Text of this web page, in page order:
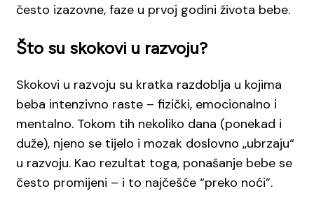
često izazovne, faze u prvoj godini života bebe.
Što su skokovi u razvoju?
Skokovi u razvoju su kratka razdoblja u kojima
beba intenzivno raste – fizički, emocionalno i
mentalno. Tokom tih nekoliko dana (ponekad i
duže), njeno se tijelo i mozak doslovno „ubrzaju“
u razvoju. Kao rezultat toga, ponašanje bebe se
često promijeni – i to najčešće “preko noći”.